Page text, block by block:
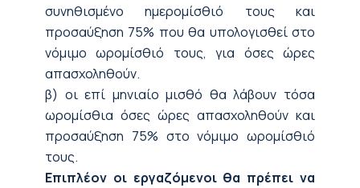
συνηθισμένο ημερομίσθιό τους και
προσαύξηση 75% που θα υπολογισθεί στο
νόμιμο ωρομίσθιό τους, για όσες ώρες
απασχοληθούν.
β) οι επί μηνιαίο μισθό θα λάβουν τόσα
ωρομίσθια όσες ώρες απασχοληθούν και
προσαύξηση 75% στο νόμιμο ωρομίσθιό
τους.
Επιπλέον οι εργαζόμενοι θα πρέπει να